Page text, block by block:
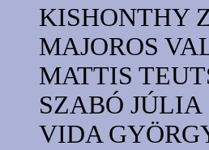
KISHONTHY
MAJOROS
MATTIS
SZABÓ JÚLIA
VIDA